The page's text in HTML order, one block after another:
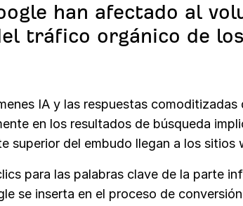
han afectado al
tráfico orgánico de los
IA y las respuestas comoditizadas
en los resultados de búsqueda
superior del embudo llegan a los sitios
para las palabras clave de la parte
se inserta en el proceso de